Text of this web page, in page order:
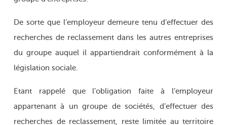
De sorte que l’employeur demeure tenu d’effectuer des
recherches de reclassement dans les autres entreprises
du groupe auquel il appartiendrait conformément à la
législation sociale.
Etant rappelé que l’obligation faite à l’employeur
appartenant à un groupe de sociétés, d’effectuer des
recherches de reclassement, reste limitée au territoire